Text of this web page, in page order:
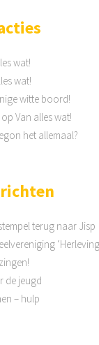
wat!
wat!
witte boord!
opVan alles wat!
het allemaal?
terug naar Jisp
‘Herleving
de jeugd
– hulp